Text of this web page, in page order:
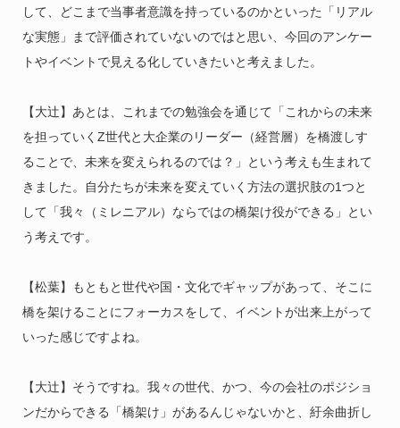
して、どこまで当事者意識を持っているのかといった「リアル
な実態」まで評価されていないのではと思い、今回のアンケー
トやイベントで見える化していきたいと考えました。
【大辻】あとは、これまでの勉強会を通じて「これからの未来
を担っていくZ世代と大企業のリーダー（経営層）を橋渡しす
ることで、未来を変えられるのでは？」という考えも生まれて
きました。自分たちが未来を変えていく方法の選択肢の1つと
して「我々（ミレニアル）ならではの橋架け役ができる」とい
う考えです。
【松葉】もともと世代や国・文化でギャップがあって、そこに
橋を架けることにフォーカスをして、イベントが出来上がって
いった感じですよね。
【大辻】そうですね。我々の世代、かつ、今の会社のポジショ
ンだからできる「橋架け」があるんじゃないかと、紆余曲折し